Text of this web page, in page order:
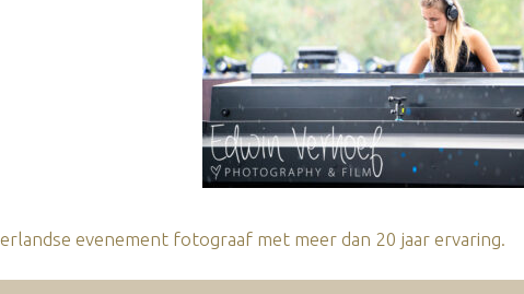
evenement fotograaf met meer dan 20 jaar ervaring.